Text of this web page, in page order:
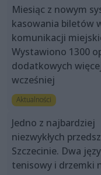
Miesiąc z nowym
kasowania biletów
komunikacji
Wystawiono 1300
dodatkowych
wcześniej
Aktualności
Jedno z najbardziej
niezwykłych
Szczecinie. Dwa
tenisowy i drzemki